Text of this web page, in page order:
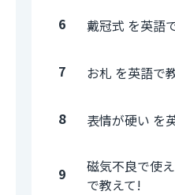
6 戴冠式 を英語
7 お札 を英語で
8 表情が硬い を
9
磁気不良で使
で教えて!